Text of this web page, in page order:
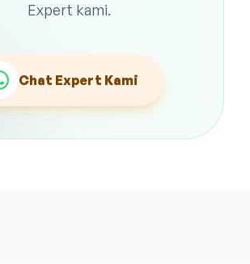
Expert kami.
Chat Expert Kami